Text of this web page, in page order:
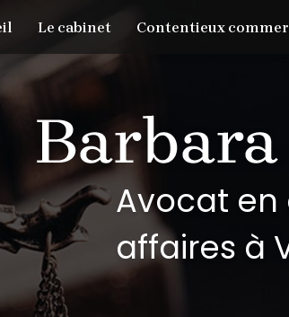
Le cabinet Contentieux
Avocat en
affaires à